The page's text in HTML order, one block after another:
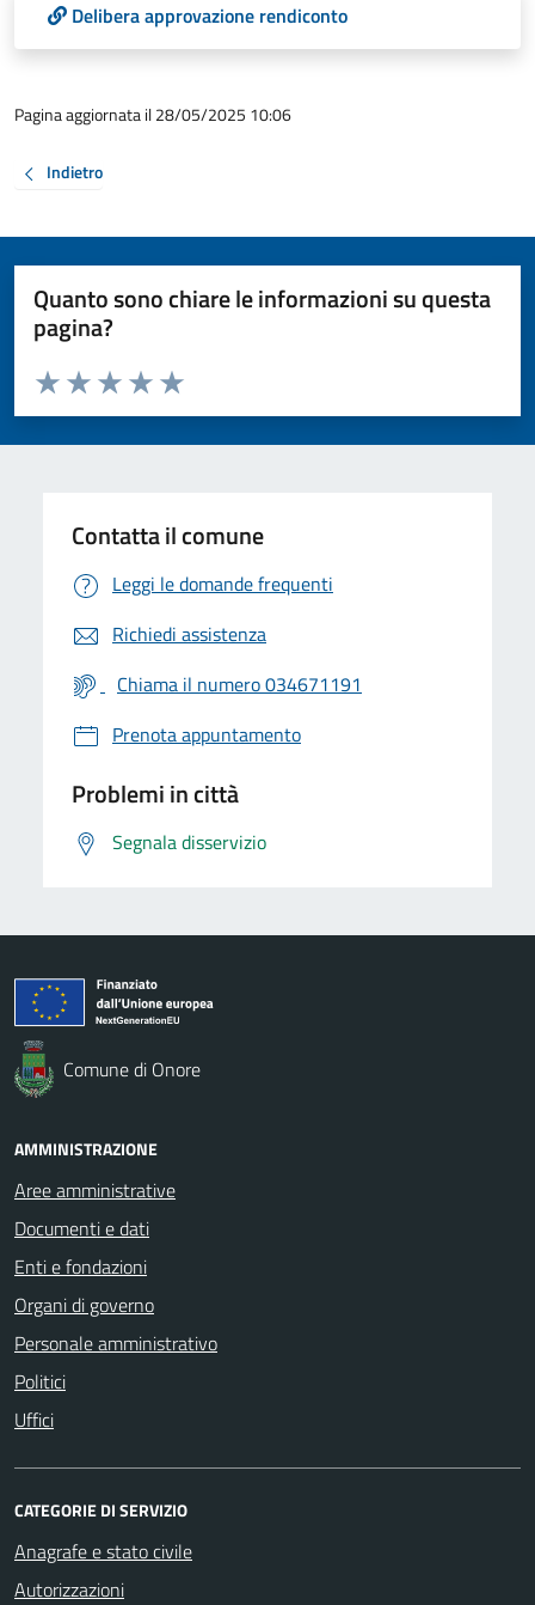
Delibera approvazione rendiconto
Pagina aggiornata il 28/05/2025 10:06
Indietro
Quanto sono chiare le informazioni su questa
pagina?
Valuta da 1 a 5 stelle la pagina
Valuta 5 stelle su 5
Valuta 4 stelle su 5
Valuta 3 stelle su 5
Valuta 2 stelle su 5
Valuta 1 stelle su 5
Contatta il comune
Leggi le domande frequenti
Richiedi assistenza
Chiama il numero 034671191
Prenota appuntamento
Problemi in città
Segnala disservizio
Comune di Onore
AMMINISTRAZIONE
Aree amministrative
Documenti e dati
Enti e fondazioni
Organi di governo
Personale amministrativo
Politici
Uffici
CATEGORIE DI SERVIZIO
Anagrafe e stato civile
Autorizzazioni